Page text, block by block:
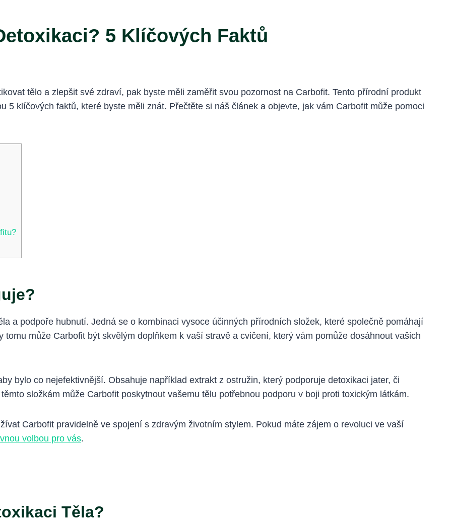
5 Klíčových Faktů
tělo a zlepšit své zdraví, pak byste měli zaměřit svou pozornost na Carbofit. Tento přírodní produkt
5 klíčových faktů, které byste měli znát. Přečtěte si náš článek a objevte, jak vám Carbofit může pomoci
a podpoře hubnutí. Jedná se o kombinaci vysoce účinných přírodních složek, které společně pomáhají
může Carbofit být skvělým doplňkem k vaší stravě a cvičení, který vám pomůže dosáhnout vašich
bylo co nejefektivnější. Obsahuje například extrakt z ostružin, který podporuje detoxikaci jater, či
složkám může Carbofit poskytnout vašemu tělu potřebnou podporu v boji proti toxickým látkám.
Carbofit pravidelně ve spojení s zdravým životním stylem. Pokud máte zájem o revoluci ve vaší
volbou pro vás.
Těla?